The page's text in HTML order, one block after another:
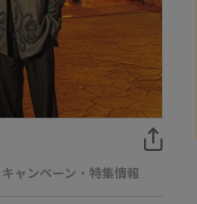
キャンペーン・特集情報